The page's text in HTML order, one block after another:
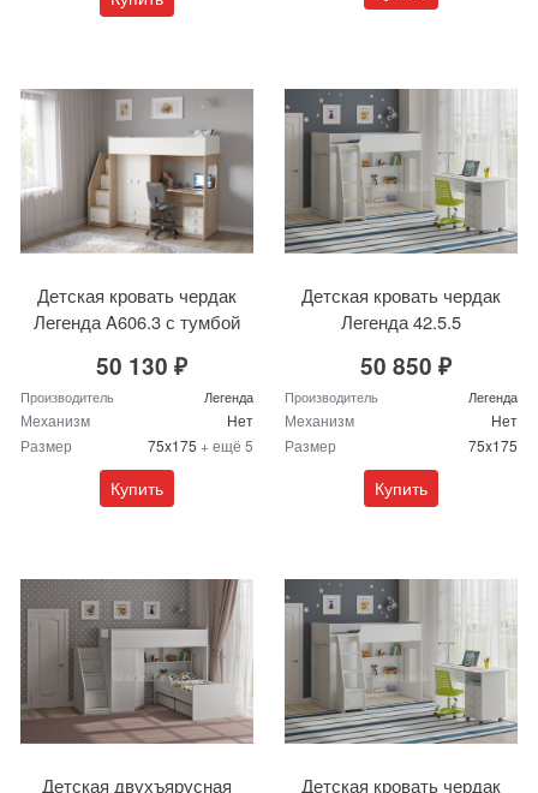
Детская кровать чердак
Легенда A606.3 с тумбой
50 130 ₽
Производитель Легенда
Механизм
Нет
Размер
75x175 + ещё 5
Купить
Детская кровать чердак
Легенда 42.5.5
50 850 ₽
Производитель Легенда
Механизм
Нет
Размер
75x175
Купить
Детская двухъярусная Детская кровать чердак